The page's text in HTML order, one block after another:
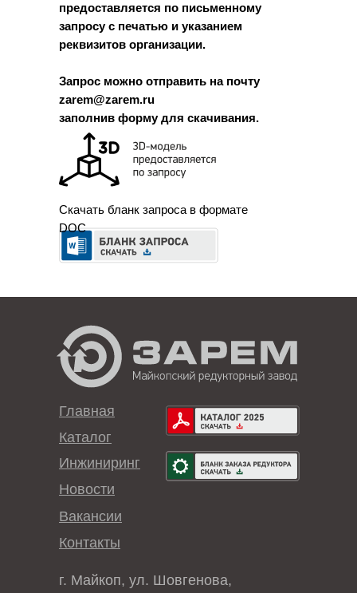
Скачать бланк запроса в формате
DOC
предоставляется по письменному
запросу с печатью и указанием
реквизитов организации.
Запрос можно отправить на почту
zarem@zarem.ru
заполнив форму для скачивания.
Каталог
Инжиниринг
Контакты
Главная
Новости
Вакансии
г. Майкоп, ул. Шовгенова,